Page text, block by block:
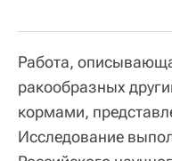
Работа,
ракообразных
кормами,
Исследование